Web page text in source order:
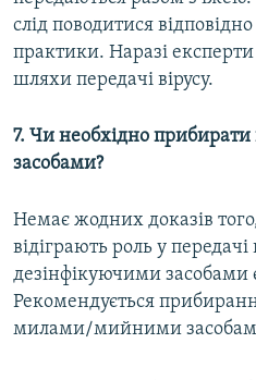
слід поводитися
практики. Наразі
шляхи передачі вірусу.
7. Чи необхідно
засобами?
Немає жодних доказів
відіграють роль у
дезінфікуючими засобами
Рекомендується
милами/мийними